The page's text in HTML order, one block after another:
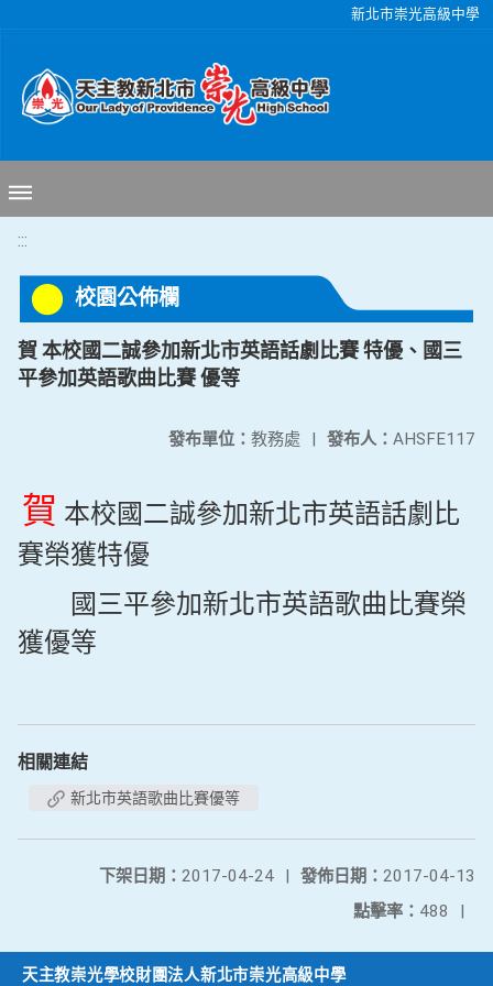
新北市崇光高級中學
:::
校園公佈欄
賀 本校國二誠參加新北市英語話劇比賽 特優、國三
平參加英語歌曲比賽 優等
發布人： AHSFE117
發布單位： 教務處 |
賀 本校國二誠參加新北市英語話劇比
賽榮獲特優
國三平參加新北市英語歌曲比賽榮
獲優等
相關連結
新北市英語歌曲比賽優等
發佈日期： 2017-04-13
下架日期： 2017-04-24
|
點擊率： 488 |
天主教崇光學校財團法人新北市崇光高級中學